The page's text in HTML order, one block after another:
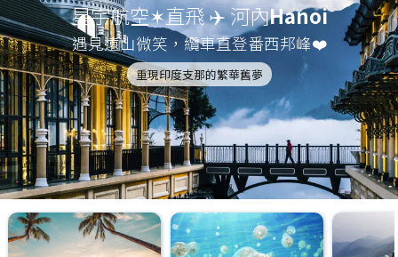
星宇航空✶直飛 ✈️ 河內Hanoi
遇見遠山微笑，纜車直登番西邦峰❤️
重現印度支那的繁華舊夢